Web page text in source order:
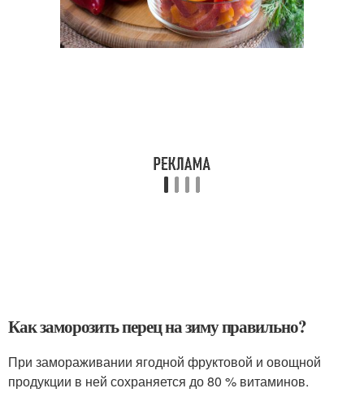
Как заморозить перец на зиму правильно?
При замораживании ягодной фруктовой и овощной
продукции в ней сохраняется до 80 % витаминов.